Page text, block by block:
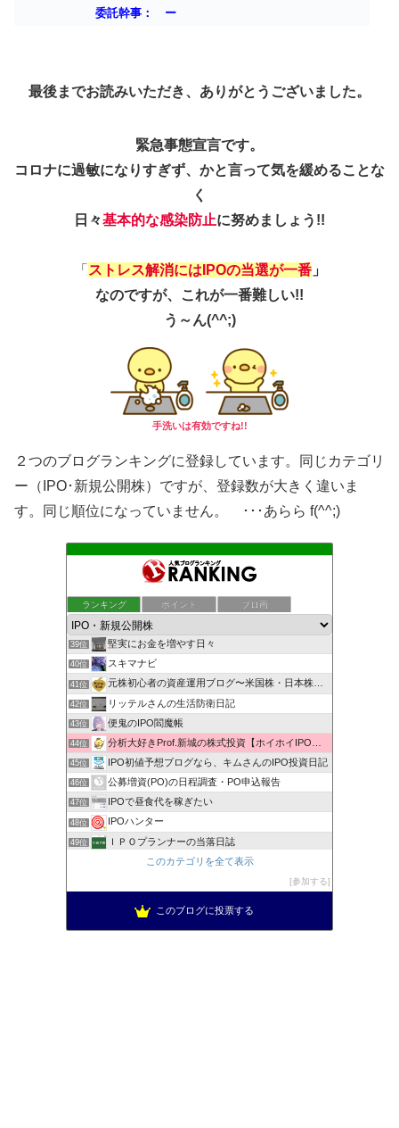
委託幹事： ー
最後までお読みいただき、ありがとうございました。
緊急事態宣言です。
コロナに過敏になりすぎず、かと言って気を緩めることな
く
日々基本的な感染防止に努めましょう!!
「 ストレス解消にはIPOの当選が一番」
なのですが、これが一番難しい!!
う～ん(^^;)
手洗いは有効ですね!!
２つのブログランキングに登録しています。同じカテゴリ
ー（IPO･新規公開株）ですが、登録数が大きく違いま
す。同じ順位になっていません。 ･･･あらら f(^^;)
ランキング ポイント ブロ画
37位 もんきち雑貨店投資日記
38位 株マニュアル まったり資産運用
39位 堅実にお金を増やす日々
40位 スキマナビ
41位 元株初心者の資産運用ブログ〜米国株・日本株・IPO株投資
42位 リッテルさんの生活防衛日記
43位 便鬼のIPO閻魔帳
44位 分析大好きProf.新城の株式投資【ホイホイIPO投資術】
45位 IPO初値予想ブログなら、キムさんのIPO投資日記
46位 公募増資(PO)の日程調査・PO申込報告
47位 IPOで昼食代を稼ぎたい
48位 IPOハンター
49位 ＩＰＯプランナーの当落日誌
新規公開株で1000万への道！
このカテゴリを全て表示
参加する
このブログに投票する